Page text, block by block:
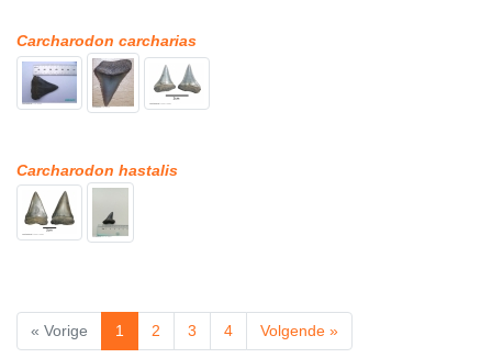
Carcharodon carcharias
Carcharodon hastalis
« Vorige 1 2 3 4 Volgende »